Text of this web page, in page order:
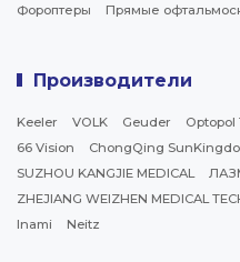
Фороптеры
Прямые
Производители
Keeler VOLK Geuder Optopol
66 Vision
ChongQing
SUZHOU KANGJIE MEDICAL
ZHEJIANG WEIZHEN MEDICAL
Inami
Neitz